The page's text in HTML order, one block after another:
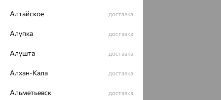
Цвет металла:
Страна происхождения:
РОССИЯ
Вид вставки:
Цвет вставки:
Наименование цвета вставки:
Микс
Алтайское доставка
Алупка доставка
Алушта доставка
Алхан-Кала доставка
Альметьевск доставка